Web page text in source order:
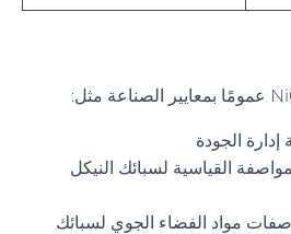
الجودة
القياسية لسبائك النيكل
مواد الفضاء الجوي لسبائك